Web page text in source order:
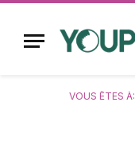
VOUS ÊTES À: